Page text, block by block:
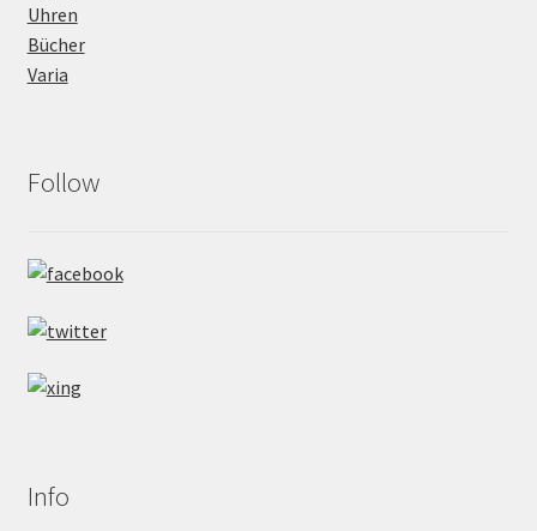
Uhren
Bücher
Varia
Follow
Info